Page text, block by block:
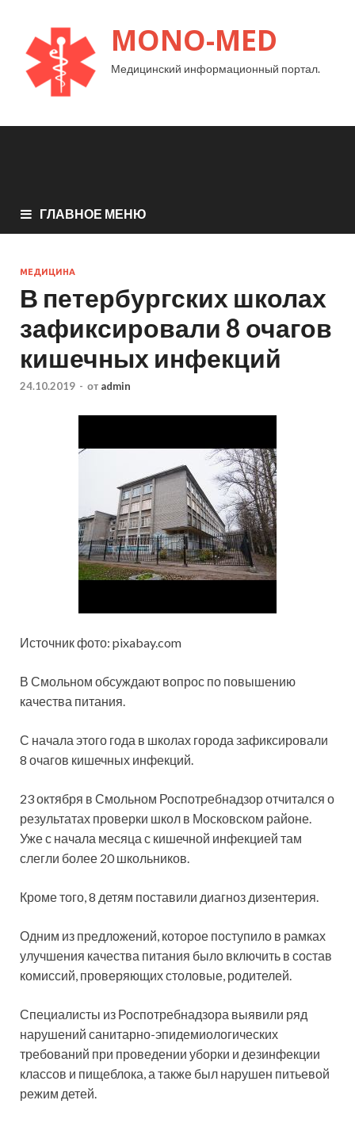
MONO-MED
Медицинский информационный портал.
ГЛАВНОЕ МЕНЮ
МЕДИЦИНА
В петербургских школах
зафиксировали 8 очагов
кишечных инфекций
24.10.2019 - от admin
Источник фото: pixabay.com
В Смольном обсуждают вопрос по повышению
качества питания.
С начала этого года в школах города зафиксировали
8 очагов кишечных инфекций.
23 октября в Смольном Роспотребнадзор отчитался о
результатах проверки школ в Московском районе.
Уже с начала месяца с кишечной инфекцией там
слегли более 20 школьников.
Кроме того, 8 детям поставили диагноз дизентерия.
Одним из предложений, которое поступило в рамках
улучшения качества питания было включить в состав
комиссий, проверяющих столовые, родителей.
Специалисты из Роспотребнадзора выявили ряд
нарушений санитарно-эпидемиологических
требований при проведении уборки и дезинфекции
классов и пищеблока, а также был нарушен питьевой
режим детей.